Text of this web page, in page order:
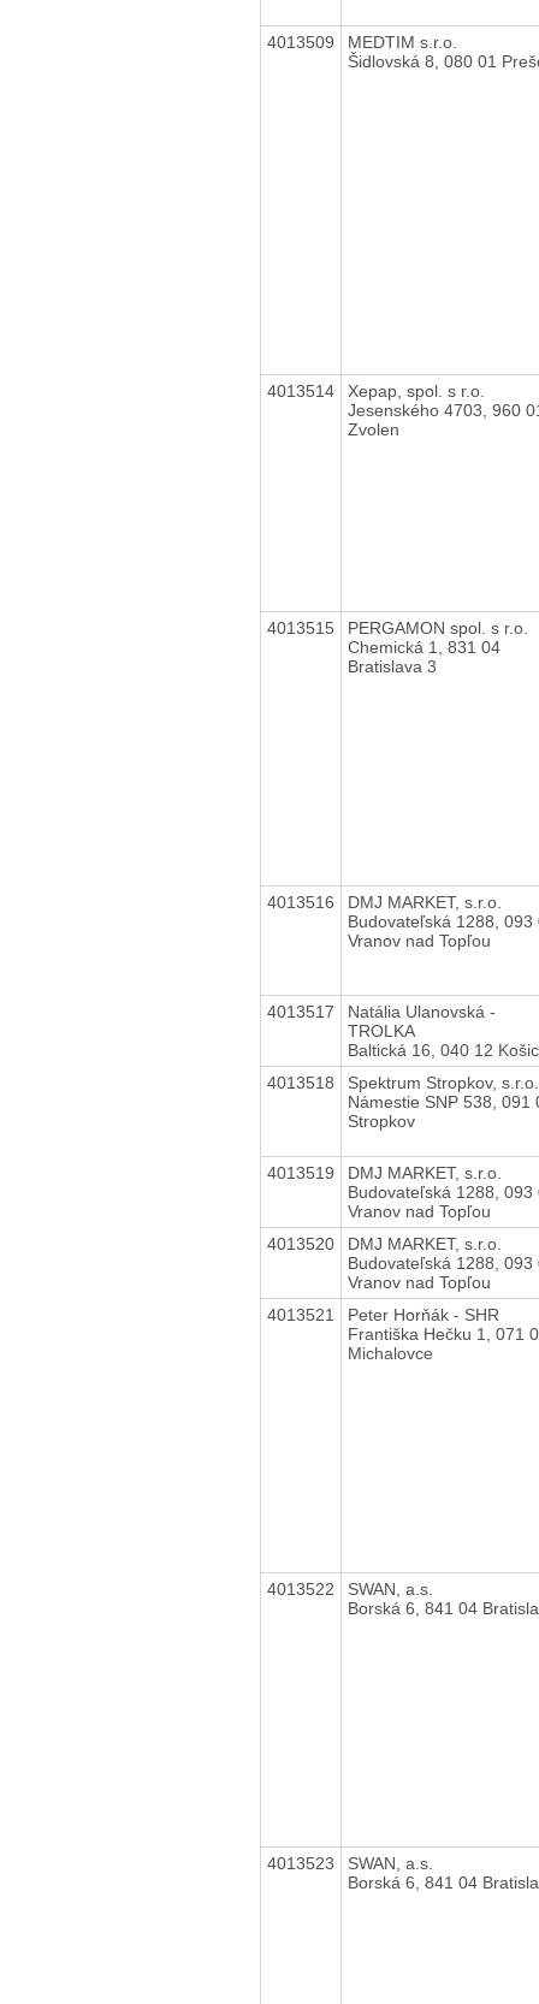
4013509
MEDTIM s.r.o.
Šidlovská 8, 080 01
4013514
Xepap, spol. s r.o.
Jesenského 4703, 960
Zvolen
4013515
PERGAMON spol. s r.o.
Chemická 1, 831 04
Bratislava 3
4013516
DMJ MARKET, s.r.o.
Budovateľská 1288, 093
Vranov nad Topľou
4013517
Natália Ulanovská -
TROLKA
Baltická 16, 040 12
4013518
Spektrum Stropkov, s.r.o.
Námestie SNP 538, 091
Stropkov
4013519
DMJ MARKET, s.r.o.
Budovateľská 1288, 093
Vranov nad Topľou
4013520
DMJ MARKET, s.r.o.
Budovateľská 1288, 093
Vranov nad Topľou
4013521
Peter Horňák - SHR
Františka Hečku 1, 071
Michalovce
4013522
SWAN, a.s.
Borská 6, 841 04
4013523
SWAN, a.s.
Borská 6, 841 04